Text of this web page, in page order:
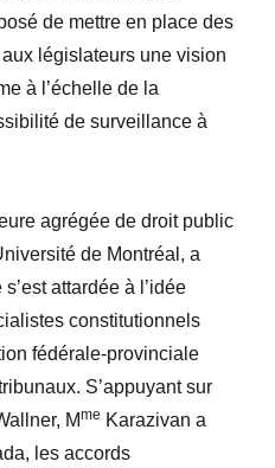
de mettre en place des
législateurs une vision
à l’échelle de la
de surveillance à
agrégée de droit public
de Montréal, a
attardée à l’idée
constitutionnels
fédérale-provinciale
S’appuyant sur
Mme Karazivan a
les accords